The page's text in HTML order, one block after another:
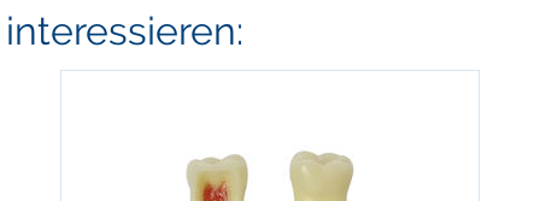
interessieren: